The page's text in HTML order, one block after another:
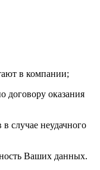
в компании;
договору оказания
случае неудачного
Ваших данных.